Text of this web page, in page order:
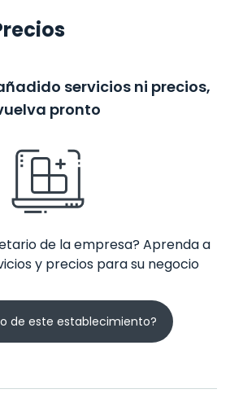
servicios ni precios,
pronto
de la empresa? Aprenda a
y precios para su negocio
de este establecimiento?